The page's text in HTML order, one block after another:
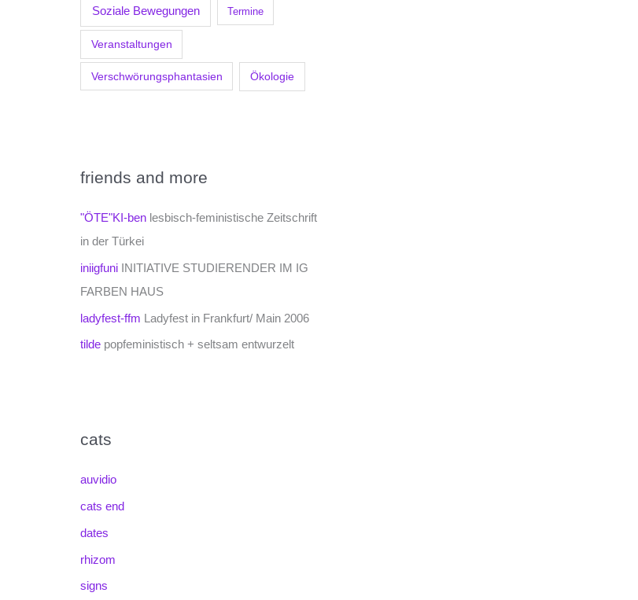
Soziale Bewegungen Termine
Veranstaltungen
Verschwörungsphantasien Ökologie
friends and more
"ÖTE"KI-ben lesbisch-feministische Zeitschrift
in der Türkei
iniigfuni INITIATIVE STUDIERENDER IM IG
FARBEN HAUS
ladyfest-ffm Ladyfest in Frankfurt/ Main 2006
tilde popfeministisch + seltsam entwurzelt
cats
auvidio
cats end
dates
rhizom
signs